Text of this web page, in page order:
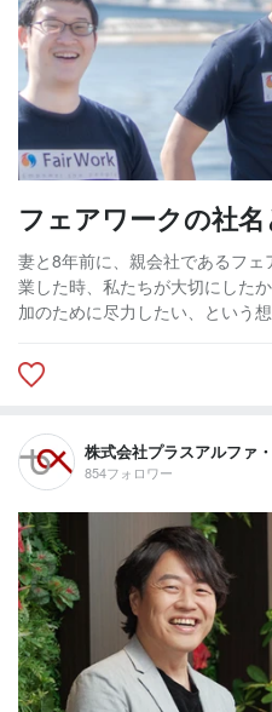
フェアワークの社
妻と8年前に、親会社であるフ
業した時、私たちが大切にした
加のために尽力したい、という
株式会社プラスアルファ
854フォロワー